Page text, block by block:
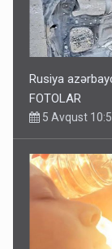
Rusiya
FOTOLAR
5 Avqust